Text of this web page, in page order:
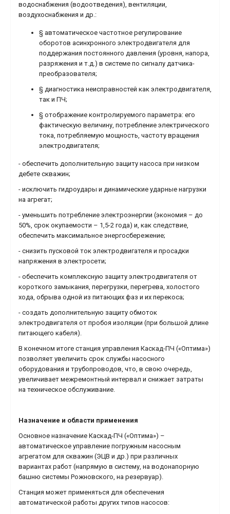
водоснабжения (водоотведения), вентиляции,
воздухоснабжения и др.:
§ автоматическое частотное регулирование
оборотов асинхронного электродвигателя для
поддержания постоянного давления (уровня, напора,
разряжения и т.д.) в системе по сигналу датчика-
преобразователя;
§ диагностика неисправностей как электродвигателя,
так и ПЧ;
§ отображение контролируемого параметра: его
фактическую величину, потребление электрического
тока, потребляемую мощность, частоту вращения
электродвигателя;
- обеспечить дополнительную защиту насоса при низком
дебете скважин;
- исключить гидроудары и динамические ударные нагрузки
на агрегат;
- уменьшить потребление электроэнергии (экономия – до
50%, срок окупаемости – 1,5-2 года) и, как следствие,
обеспечить максимальное энергосбережение;
- снизить пусковой ток электродвигателя и просадки
напряжения в электросети;
- обеспечить комплексную защиту электродвигателя от
короткого замыкания, перегрузки, перегрева, холостого
хода, обрыва одной из питающих фаз и их перекоса;
- создать дополнительную защиту обмоток
электродвигателя от пробоя изоляции (при большой длине
питающего кабеля).
В конечном итоге станция управления Каскад-ПЧ («Оптима»)
позволяет увеличить срок службы насосного
оборудования и трубопроводов, что, в свою очередь,
увеличивает межремонтный интервал и снижает затраты
на техническое обслуживание.
Назначение и области применения
Основное назначение Каскад-ПЧ («Оптима») –
автоматическое управление погружным насосным
агрегатом для скважин (ЭЦВ и др.) при различных
вариантах работ (напрямую в систему, на водонапорную
башню системы Рожновского, на резервуар).
Станция может применяться для обеспечения
автоматической работы других типов насосов: